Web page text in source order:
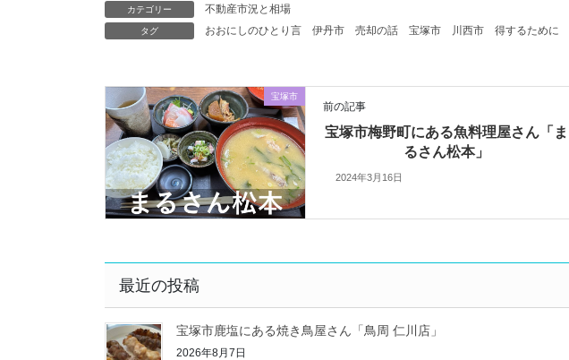
カテゴリー 不動産市況と相場
タグ おおにしのひとり言 伊丹市 売却の話 宝塚市 川西市 得するために
宝塚市
前の記事
宝塚市梅野町にある魚料理屋さん「ま
るさん松本」
2024年3月16日
最近の投稿
宝塚市鹿塩にある焼き鳥屋さん「鳥周 仁川店」
2026年8月7日